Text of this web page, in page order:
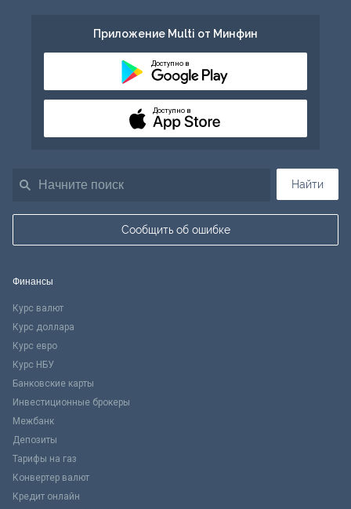
Найти
Сообщить об ошибке
Приложение Multi от Минфин
Доступно в
Доступно в
Финансы
Курс валют
Курс доллара
Курс евро
Курс НБУ
Банковские карты
Инвестиционные брокеры
Межбанк
Депозиты
Тарифы на газ
Конвертер валют
Кредит онлайн